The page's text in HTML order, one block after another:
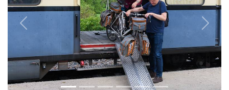
Vorige